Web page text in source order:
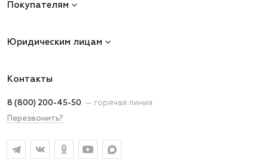
Покупателям
Юридическим лицам
Контакты
8 (800) 200-45-50 — горячая линия
Перезвонить?